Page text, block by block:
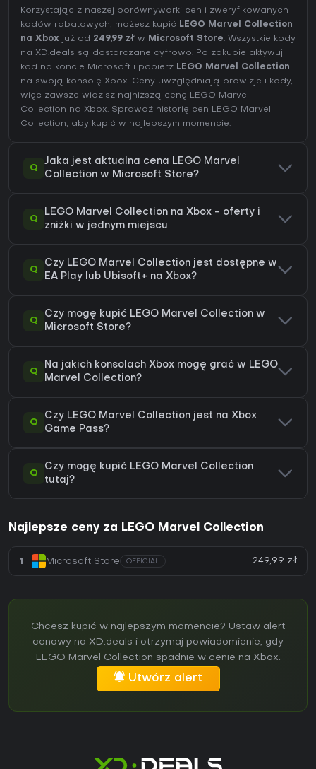
Korzystając z naszej porównywarki cen i zweryfikowanych
kodów rabatowych, możesz kupić LEGO Marvel Collection
na Xbox już od 249,99 zł w Microsoft Store. Wszystkie kody
na XD.deals są dostarczane cyfrowo. Po zakupie aktywuj
kod na koncie Microsoft i pobierz LEGO Marvel Collection
na swoją konsolę Xbox. Ceny uwzględniają prowizje i kody,
więc zawsze widzisz najniższą cenę LEGO Marvel
Collection na Xbox. Sprawdź historię cen LEGO Marvel
Collection, aby kupić w najlepszym momencie.
Q
Jaka jest aktualna cena LEGO Marvel
Collection w Microsoft Store?
Q
LEGO Marvel Collection na Xbox - oferty i
zniżki w jednym miejscu
Q
Czy LEGO Marvel Collection jest dostępne w
EA Play lub Ubisoft+ na Xbox?
Q
Czy mogę kupić LEGO Marvel Collection w
Microsoft Store?
Q
Na jakich konsolach Xbox mogę grać w LEGO
Marvel Collection?
Q
Czy LEGO Marvel Collection jest na Xbox
Game Pass?
Q
Czy mogę kupić LEGO Marvel Collection
tutaj?
Najlepsze ceny za LEGO Marvel Collection
1 Microsoft Store OFFICIAL 249,99 zł
Chcesz kupić w najlepszym momencie? Ustaw alert
cenowy na XD.deals i otrzymaj powiadomienie, gdy
LEGO Marvel Collection spadnie w cenie na Xbox.
Utwórz alert